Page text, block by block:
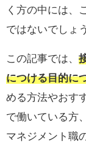
く方の中には、
ではないでしょ
この記事では、
につける目的に
める方法やおす
で働いている方
マネジメント職